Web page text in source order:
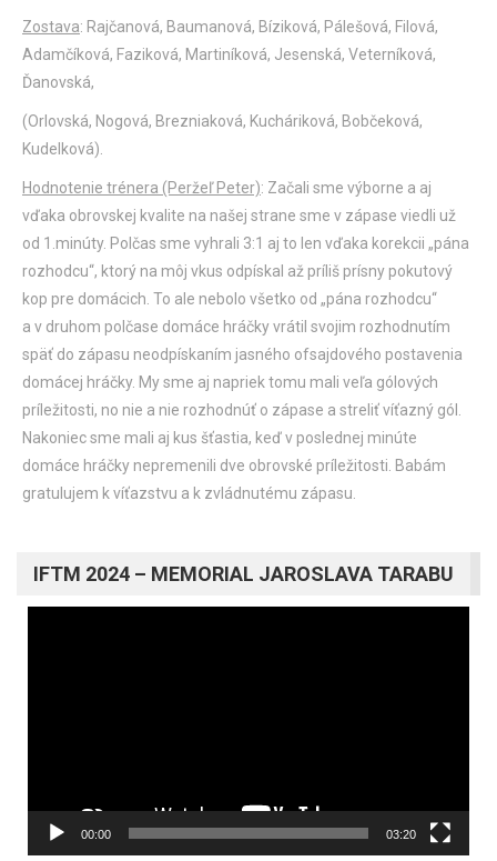
Zostava: Rajčanová, Baumanová, Bíziková, Pálešová, Filová,
Adamčíková, Faziková, Martiníková, Jesenská, Veterníková,
Ďanovská,
(Orlovská, Nogová, Brezniaková, Kucháriková, Bobčeková,
Kudelková).
Hodnotenie trénera (Peržeľ Peter): Začali sme výborne a aj
vďaka obrovskej kvalite na našej strane sme v zápase viedli už
od 1.minúty. Polčas sme vyhrali 3:1 aj to len vďaka korekcii „pána
rozhodcu“, ktorý na môj vkus odpískal až príliš prísny pokutový
kop pre domácich. To ale nebolo všetko od „pána rozhodcu“
a v druhom polčase domáce hráčky vrátil svojim rozhodnutím
späť do zápasu neodpískaním jasného ofsajdového postavenia
domácej hráčky. My sme aj napriek tomu mali veľa gólových
príležitosti, no nie a nie rozhodnúť o zápase a streliť víťazný gól.
Nakoniec sme mali aj kus šťastia, keď v poslednej minúte
domáce hráčky nepremenili dve obrovské príležitosti. Babám
gratulujem k víťazstvu a k zvládnutému zápasu.
IFTM 2024 – MEMORIAL JAROSLAVA TARABU
00:00 03:20